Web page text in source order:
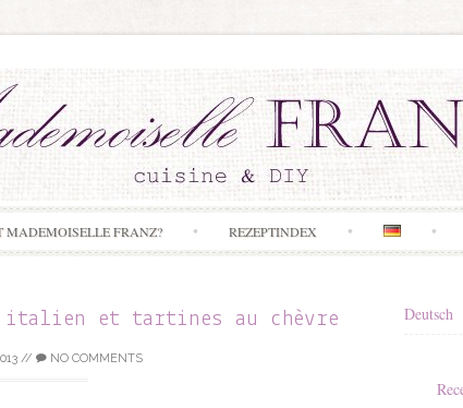
MADEMOISELLE FRANZ? REZEPTINDEX
italien et tartines au chèvre
// NO COMMENTS
Deutsch